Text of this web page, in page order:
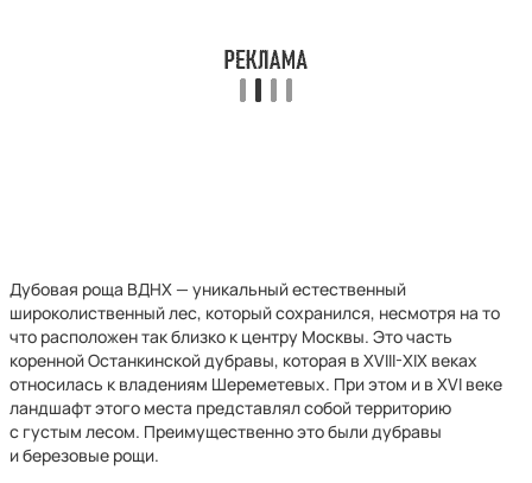
Дубовая роща ВДНХ — уникальный естественный
широколиственный лес, который сохранился, несмотря на то
что расположен так близко к центру Москвы. Это часть
коренной Останкинской дубравы, которая в XVIII-XIX веках
относилась к владениям Шереметевых. При этом и в XVI веке
ландшафт этого места представлял собой территорию
с густым лесом. Преимущественно это были дубравы
и березовые рощи.